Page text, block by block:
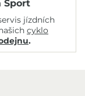
Sport
jízdních
cyklo
.